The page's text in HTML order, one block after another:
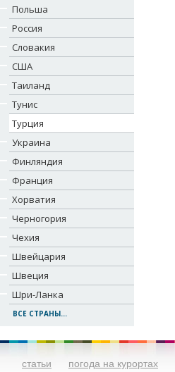
Польша
Россия
Словакия
США
Таиланд
Тунис
Турция
Украина
Финляндия
Франция
Хорватия
Черногория
Чехия
Швейцария
Швеция
Шри-Ланка
ВСЕ СТРАНЫ...
статьи погода на курортах